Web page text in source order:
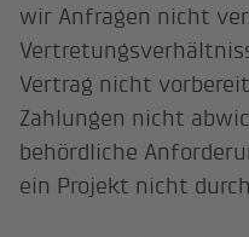
wir Anfragen nicht
Vertrag nicht
Zahlungen nicht
behördliche
ein Projekt nicht